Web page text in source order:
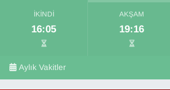
İKINDI
16:05
AKŞAM
19:16
Aylık Vakitler